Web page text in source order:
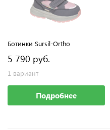
Ботинки Sursil-Ortho
5 790 руб.
1 вариант
Подробнее